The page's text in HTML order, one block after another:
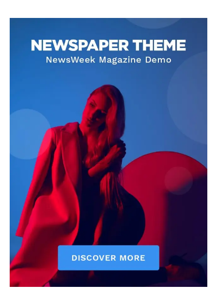
DOWNLOAD NOW
AIN NEWS 1
Contact Us
About Us
Privacy Policy
Terms of Use Agreement
Facebook
X WhatsApp
Share